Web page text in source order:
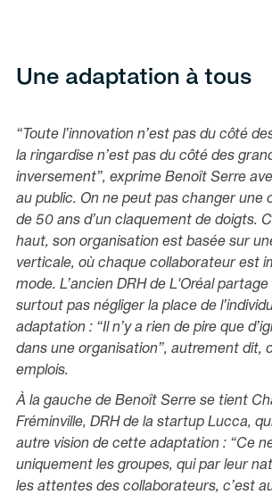
Une adaptation à tous
“Toute l’innovation n’est pas du côté
la ringardise n’est pas du côté des
inversement”, exprime Benoît Serre
au public. On ne peut pas changer une
de 50 ans d’un claquement de doigts.
haut, son organisation est basée sur
verticale, où chaque collaborateur est
mode. L’ancien DRH de L'Oréal partage
surtout pas négliger la place de
adaptation : “Il n’y a rien de pire que
dans une organisation”, autrement dit,
emplois.
À la gauche de Benoît Serre se tient
Fréminville, DRH de la startup Lucca,
autre vision de cette adaptation : “Ce
uniquement les groupes, qui par leur
les attentes des collaborateurs, c’est